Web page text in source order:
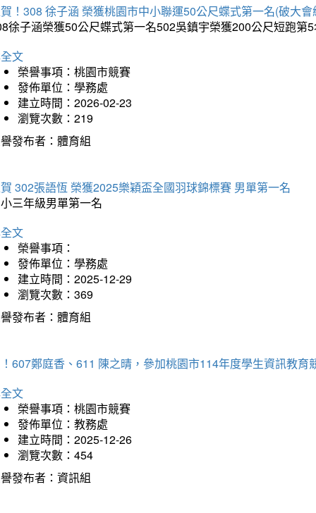
！308 徐子涵 榮獲桃園市中小聯運50公尺蝶式第一名(破大會
徐子涵榮獲50公尺蝶式第一名502吳鎮宇榮獲200公尺短跑
文
榮譽事項：桃園市競賽
發佈單位：學務處
建立時間：2026-02-23
瀏覽次數：219
發布者：體育組
302張語恆 榮獲2025樂穎盃全國羽球錦標賽 男單第一名
三年級男單第一名
文
榮譽事項：
發佈單位：學務處
建立時間：2025-12-29
瀏覽次數：369
發布者：體育組
607鄭庭香、611 陳之晴，參加桃園市114年度學生資訊教育
文
榮譽事項：桃園市競賽
發佈單位：教務處
建立時間：2025-12-26
瀏覽次數：454
發布者：資訊組